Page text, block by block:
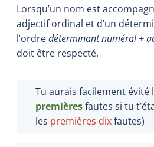
Lorsqu’un nom est
adjectif ordinal et d’un
l’ordredéterminant numéral +
doit être respecté.
Tu aurais facilement évité
premièresfautes si tu
les premières dixfautes)